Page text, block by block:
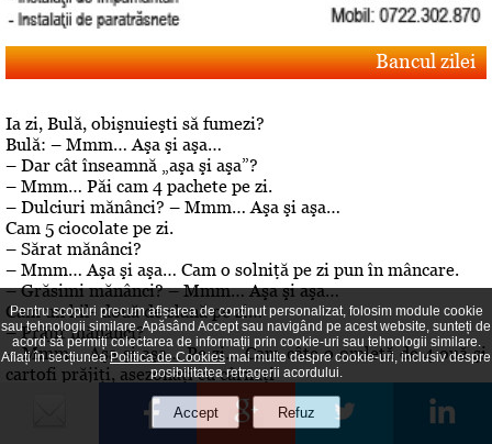
Bancul zilei
Ia zi, Bulă, obişnuieşti să fumezi?
Bulă: – Mmm… Aşa şi aşa…
– Dar cât înseamnă „aşa şi aşa”?
– Mmm… Păi cam 4 pachete pe zi.
– Dulciuri mănânci? – Mmm… Aşa şi aşa…
Cam 5 ciocolate pe zi.
– Sărat mănânci?
– Mmm… Aşa şi aşa… Cam o solniţă pe zi pun în mâncare.
– Grăsimi mănânci? – Mmm… Aşa şi aşa…
Cam un kil- două de slană pe zi…
– Prăjit mănânci?
– Mmm… Aşa şi aşa… Pe zi… Cam câte o omletă de 4 ouă şi
cartofi prăjiţi, asezonaţi cu cârnaţi
.– Aha… Dar de băut, bei? – A, da! De băut, beau!
Pentru scopuri precum afișarea de conținut personalizat, folosim module cookie
sau tehnologii similare. Apăsând Accept sau navigând pe acest website, sunteți de
acord să permiți colectarea de informații prin cookie-uri sau tehnologii similare.
Aflați în secțiuneaPolitica de Cookiesmai multe despre cookie-uri, inclusiv despre
posibilitatea retragerii acordului.